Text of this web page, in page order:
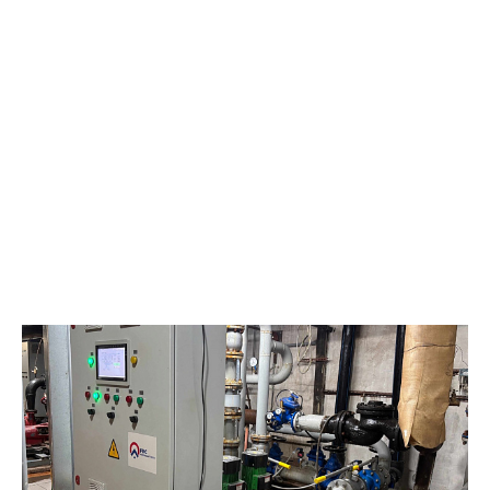
Роман Анденко, начальник ЦДНГ-7. Для работников
месторождения организовано трёхразовое питание. Рацион
формируется с учётом особенностей труда в условиях
нефтедобычи, а меню регулярно обновляется. Помимо
ежедневных блюд, здесь проводят тематические кулинарные
дни. Сотрудники уже оценили преимущества нового объекта.
«Я работаю здесь больше трёх лет. Новое здание очень
комфортное: хорошее освещение, кондиционеры,
современная линия раздачи. И готовят вкусно — особенно